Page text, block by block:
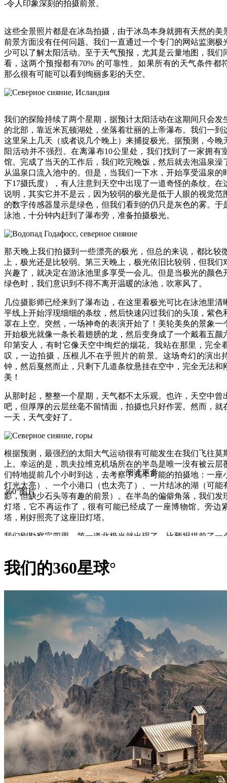
-令人印象深刻的拍摄前景。
这些全景照片都是在冰岛拍摄，由于冰岛本身就拥有天然的美
前景方面没有任何问题。我们一直通过一个专门的网站监测极
少可以了解太阳活动。至于天气预报，尤其是云量地图，我们
看，这两个预报都有70% 的可靠性。如果所有的天气条件都
那么很有可能可以看到绚丽多彩的天空。
我们的探险持续了两个星期，据预计太阳活动在这期间只会发
的北部，靠近米瓦顿湖处，坐落着壮丽的上帝瀑布。我们一到
这里呆上几天（或者说几个晚上）来捕捉极光。据预测，今晚
阳活动并不强烈。在离瀑布10公里处，我们找到了一家拥有
馆。完成了当天的工作后，我们吃完晚饭，然后就去泡温泉澡
从温泉口流入池中的。但是，当我们一下水，开始享受温泉的
下17摄氏度），有人注意到天空中出现了一道奇怪的条纹。在
说明，其实它并不是云，因为较弱的极光是低于人眼的视觉范
的数字传感器显示是绿色，但我们看到的仍只是灰色的雾。于
泳池，十分钟内赶到了瀑布旁，准备拍摄极光。
那天晚上我们拍摄到一些漂亮的极光，但总的来说，都比较
上，极光还是比较弱。第三天晚上，极光依旧比较弱，但我们
兴趣了，就决定在游泳池里多享受一会儿。但是当极光的颜色
绿色时，我们意识到不得不离开温暖的泳池，吹寒风了。
几位摄影师已经来到了瀑布边，在这里看极光可比在泳池里清
平线上开始浮现细细的条纹，然后快速闪过我们的头顶，紫色
罩在上空。突然，一场神奇的表演开始了！美轮美奂的景象一
开始极光就像一条长着翅膀的龙，然后变身成了一个戴着五颜
印第安人，有时它像天空中绚烂的烟花。我站在那里，完全
叹，一边拍摄，压根儿不在乎照片的前景。这场奇幻的演出
钟，然后戛然而止，只剩下几道条纹悬挂在空中，完全无法和
美！
从那时起，整整一个星期，天气都不太乐观。也许，天空中曾
吧，但厚厚的云层丝毫不留情面，拍摄也只好作罢。然而，就
一天，天气变好了。
根据预测，最强烈的太阳大气运动很有可能发生在我们飞往莫
上。幸运的是，凯夫拉维克机场所在的半岛是唯一没有被云层
们特地提前几个小时到达，去考察了几个可能的拍摄地：一座
灯光太亮）、一个小港口（也太亮了）、一片结冰的湖（可能
影，但缺少石头等有趣的前景）。在半岛的偏僻角落，我们发
灯塔，它不再运作了，很有可能已经成了一座博物馆。旁边
塔，刚好照亮了这座旧灯塔。
我们刚勘察完四周，第一道北极光就出现了，比预报提前了一
北极光可真是变幻莫测：一会儿变成一道细小的条纹悬挂在地
笼罩着整片天空。为了不错过任何一个小细节，我可是用上
它们合并成一张全景图。
我开启了实时取景模式，手动对焦灯塔，并用胶带固定相机转
黑暗中不小心碰到相机。
我把感光度调到2,500，这样能较好地降低拍摄噪点。光圈我
快门速度，我得尝试几次才能确定。问题就在于北极光是一
象，天空中不停地闪烁着光束，几分钟之内就会迅速变成另一
选择了0.1秒的快门速度，既保证了拍摄所需的亮度，又不会
度（请注意我还要把这几张图片合成一张全景图）。
半个小时内，我们拍摄了许多照片，并将其合成全景图。空
端：一会儿像横跨天空的细小条纹，一会儿又变成了一条歪歪
有时候整片天空都会笼罩着浅绿色的薄雾。
我们今晚的主要任务是制作一段高质量的360º北极光延时视
的成员们特地为此设计了一个特殊的装置，我们亲切地叫它“
阅读更多
360°图片
我们的360星球°